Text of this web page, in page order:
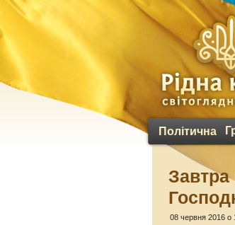
Політична
Завтра
08 червня 2016 о